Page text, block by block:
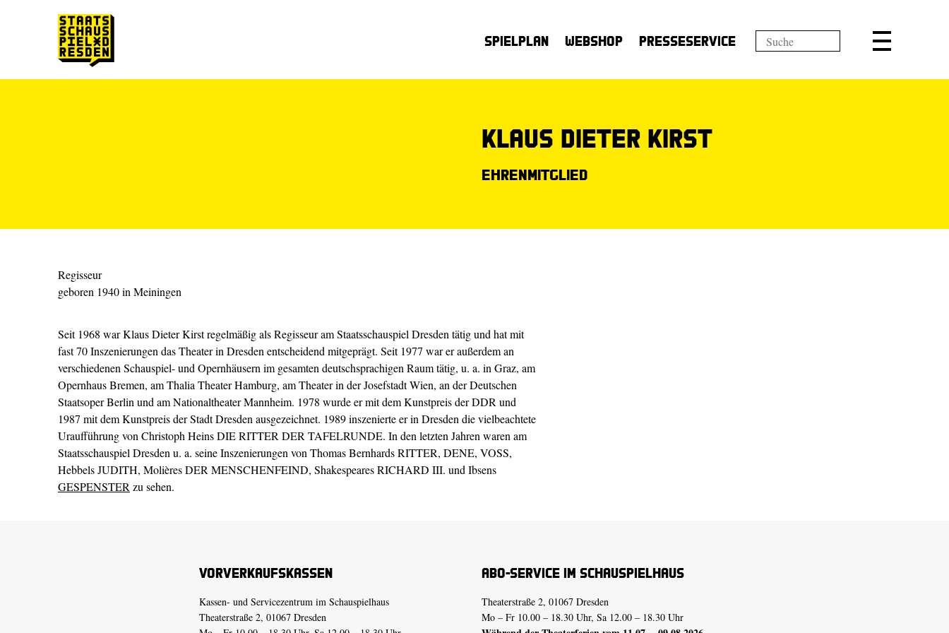
Spielplan Webshop Presseservice
Klaus Dieter Kirst
Ehrenmitglied
Regisseur
geboren 1940 in Meiningen
Seit 1968 war Klaus Dieter Kirst regelmäßig als Regisseur am Staatsschauspiel Dresden tätig und hat mit
fast 70 Inszenierungen das Theater in Dresden entscheidend mitgeprägt. Seit 1977 war er außerdem an
verschiedenen Schauspiel- und Opernhäusern im gesamten deutschsprachigen Raum tätig, u. a. in Graz, am
Opernhaus Bremen, am Thalia Theater Hamburg, am Theater in der Josefstadt Wien, an der Deutschen
Staatsoper Berlin und am Nationaltheater Mannheim. 1978 wurde er mit dem Kunstpreis der DDR und
1987 mit dem Kunstpreis der Stadt Dresden ausgezeichnet. 1989 inszenierte er in Dresden die vielbeachtete
Uraufführung von Christoph Heins DIE RITTER DER TAFELRUNDE. In den letzten Jahren waren am
Staatsschauspiel Dresden u. a. seine Inszenierungen von Thomas Bernhards RITTER, DENE, VOSS,
Hebbels JUDITH, Molières DER MENSCHENFEIND, Shakespeares RICHARD III. und Ibsens
GESPENSTER zu sehen.
Vorverkaufskassen
Kassen- und Servicezentrum im Schauspielhaus
Theaterstraße 2, 01067 Dresden
Abo-Service im Schauspielhaus
Theaterstraße 2, 01067 Dresden
Mo – Fr 10.00 – 18.30 Uhr, Sa 12.00 – 18.30 Uhr